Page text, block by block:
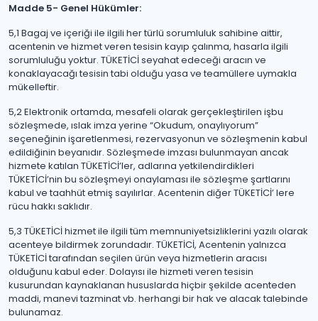
Madde 5- Genel Hükümler:
5,1 Bagaj ve içeriği ile ilgili her türlü sorumluluk sahibine aittir,
acentenin ve hizmet veren tesisin kayıp çalınma, hasarla ilgili
sorumluluğu yoktur. TÜKETİCİ seyahat edeceği aracın ve
konaklayacağı tesisin tabi olduğu yasa ve teamüllere uymakla
mükelleftir.
5,2 Elektronik ortamda, mesafeli olarak gerçekleştirilen işbu
sözleşmede, ıslak imza yerine “Okudum, onaylıyorum”
seçeneğinin işaretlenmesi, rezervasyonun ve sözleşmenin kabul
edildiğinin beyanıdır. Sözleşmede imzası bulunmayan ancak
hizmete katılan TÜKETİCİ’ler, adlarına yetkilendirdikleri
TÜKETİCİ’nin bu sözleşmeyi onaylaması ile sözleşme şartlarını
kabul ve taahhüt etmiş sayılırlar. Acentenin diğer TÜKETİCİ’ lere
rücu hakkı saklıdır.
5,3 TÜKETİCİ hizmet ile ilgili tüm memnuniyetsizliklerini yazılı olarak
acenteye bildirmek zorundadır. TÜKETİCİ, Acentenin yalnızca
TÜKETİCİ tarafından seçilen ürün veya hizmetlerin aracısı
olduğunu kabul eder. Dolayısı ile hizmeti veren tesisin
kusurundan kaynaklanan hususlarda hiçbir şekilde acenteden
maddi, manevi tazminat vb. herhangi bir hak ve alacak talebinde
bulunamaz.